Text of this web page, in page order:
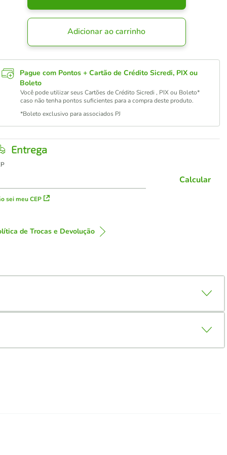
Adicionar ao carrinho
Pague com Pontos + Cartão de Crédito Sicredi, PIX ou
Boleto
Você pode utilizar seus Cartões de Crédito Sicredi , PIX ou Boleto*
caso não tenha pontos suficientes para a compra deste produto.
*Boleto exclusivo para associados PJ
Entrega
sei meu CEP
Calcular
de Trocas e Devolução